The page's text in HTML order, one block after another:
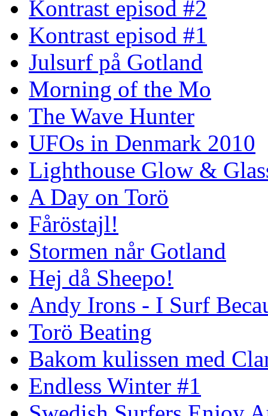
Kontrast episod #2
Kontrast episod #1
Julsurf på Gotland
Morning of the Mo
The Wave Hunter
UFOs in Denmark 2010
Lighthouse Glow &
A Day on Torö
Fåröstajl!
Stormen når Gotland
Hej då Sheepo!
Andy Irons - I Surf
Torö Beating
Bakom kulissen med
Endless Winter #1